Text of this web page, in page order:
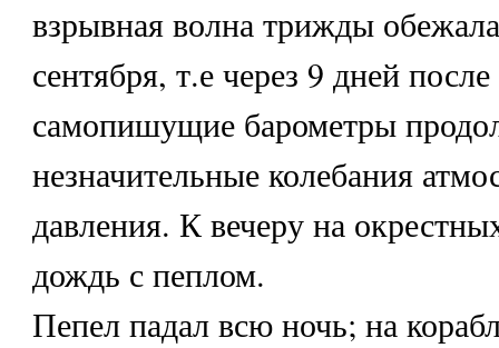
взрывная волна трижды
сентября, т.е через 9 дней
самопишущие барометры
незначительные колебания
давления. К вечеру на
дождь с пеплом.
Пепел падал всю ночь; на